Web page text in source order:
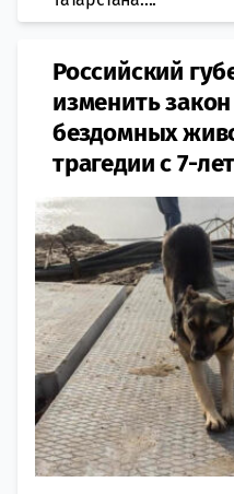
Российский
изменить
бездомных
трагедии с 7-